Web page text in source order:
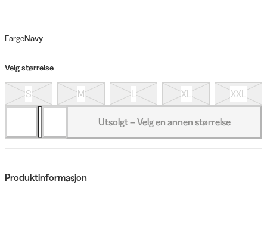
FargeNavy
Velg størrelse
S M L XL XXL
Utsolgt – Velg en annen størrelse
Produktinformasjon